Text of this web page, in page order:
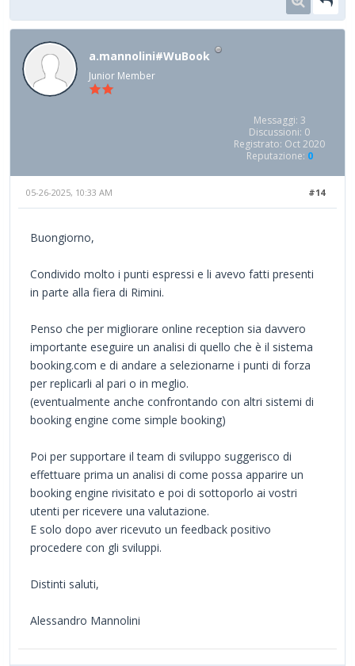
a.mannolini#WuBook
Junior Member
Messaggi: 3
Discussioni: 0
Registrato: Oct 2020
Reputazione: 0
#14
05-26-2025, 10:33 AM
Buongiorno,
Condivido molto i punti espressi e li avevo fatti presenti
in parte alla fiera di Rimini.
Penso che per migliorare online reception sia davvero
importante eseguire un analisi di quello che è il sistema
booking.com e di andare a selezionarne i punti di forza
per replicarli al pari o in meglio.
(eventualmente anche confrontando con altri sistemi di
booking engine come simple booking)
Poi per supportare il team di sviluppo suggerisco di
effettuare prima un analisi di come possa apparire un
booking engine rivisitato e poi di sottoporlo ai vostri
utenti per ricevere una valutazione.
E solo dopo aver ricevuto un feedback positivo
procedere con gli sviluppi.
Distinti saluti,
Alessandro Mannolini